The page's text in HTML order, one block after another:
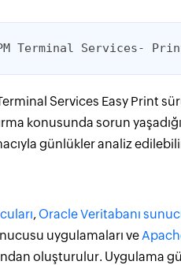
Terminal Services-
Terminal Services Easy Print
konusunda sorun
günlükler analiz
, Oracle Veritabanı
uygulamaları ve
oluşturulur. Uygulama